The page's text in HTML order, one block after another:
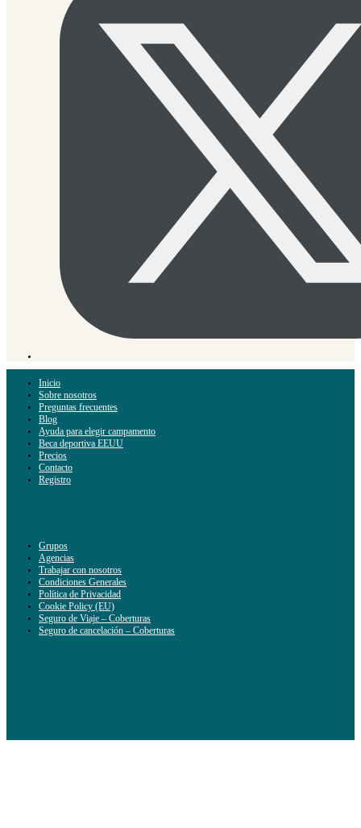
Inicio
Sobre nosotros
Preguntas frecuentes
Blog
Ayuda para elegir campamento
Beca deportiva EEUU
Precios
Contacto
Registro
Grupos
Agencias
Trabajar con nosotros
Condiciones Generales
Política de Privacidad
Cookie Policy (EU)
Seguro de Viaje – Coberturas
Seguro de cancelación – Coberturas